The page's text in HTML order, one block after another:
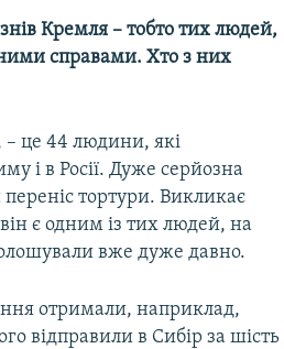
Кремля – тобто тих людей,
справами. Хто з них
це 44 людини, які
і в Росії. Дуже серйозна
тортури. Викликає
є одним із тих людей, на
вже дуже давно.
отримали, наприклад,
відправили в Сибір за шість